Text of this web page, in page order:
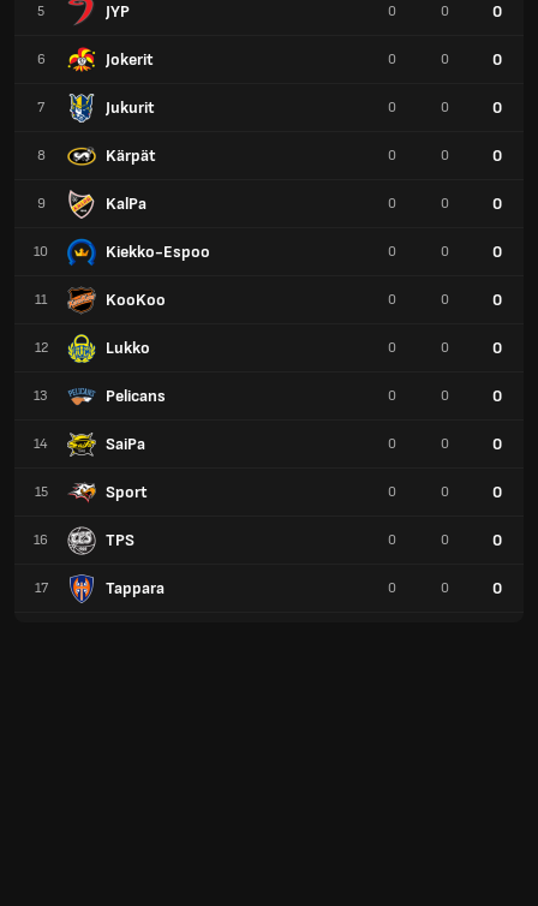
5 JYP
6 Jokerit
7 Jukurit
8 Kärpät
9 KalPa
10 Kiekko-Espoo
11 KooKoo
12 Lukko
13 Pelicans
14 SaiPa
15 Sport
16 TPS
17 Tappara
0 0 0
0 0 0
0 0 0
0 0 0
0 0 0
0 0 0
0 0 0
0 0 0
0 0 0
0 0 0
0 0 0
0 0 0
0 0 0